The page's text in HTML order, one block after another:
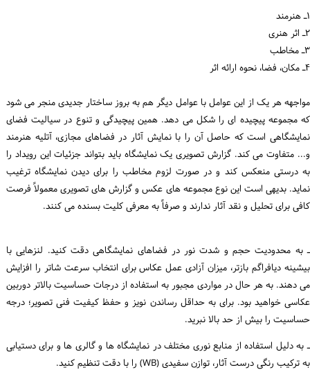
۱ـ هنرمند
۲ـ اثر هنری
۳ـ مخاطب
۴ـ مکان، فضا، نحوه ارائه اثر
مواجهه هر یک از این عوامل با عوامل دیگر هم به بروز ساختار جدیدی منجر می شود
که مجموعه پیچیده ای را شکل می دهد. همین پیچیدگی و تنوع در سیالیت فضای
نمایشگاهی است که حاصل آن را با نمایش آثار در فضاهای مجازی، آتلیه هنرمند
و... متفاوت می کند. گزارش تصویری یک نمایشگاه باید بتواند جزئیات این رویداد را
به درستی منعکس کند و در صورت لزوم مخاطب را برای دیدن نمایشگاه ترغیب
نماید. بدیهی است این نوع مجموعه های عکس و گزارش های تصویری معمولاً فرصت
کافی برای تحلیل و نقد آثار ندارند و صرفاً به معرفی کلیت بسنده می کنند.
ـ به محدودیت حجم و شدت نور در فضاهای نمایشگاهی دقت کنید. لنزهایی با
بیشینه دیافراگم بازتر، میزان آزادی عمل عکاس برای انتخاب سرعت شاتر را افزایش
می دهند. به هر حال در مواردی مجبور به استفاده از درجات حساسیت بالاتر دوربین
عکاسی خواهید بود. برای به حداقل رساندن نویز و حفظ کیفیت فنی تصویر؛ درجه
حساسیت را بیش از حد بالا نبرید.
ـ به دلیل استفاده از منابع نوری مختلف در نمایشگاه ها و گالری ها و برای دستیابی
به ترکیب رنگی درست آثار، توازن سفیدی (WB) را با دقت تنظیم کنید.